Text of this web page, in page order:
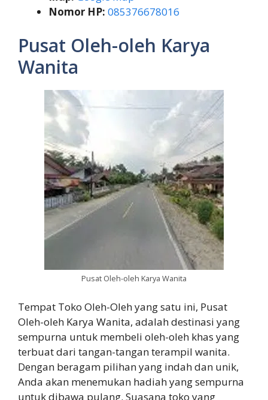
Nomor HP: 085376678016
Pusat Oleh-oleh Karya
Wanita
Pusat Oleh-oleh Karya Wanita
Tempat Toko Oleh-Oleh yang satu ini, Pusat
Oleh-oleh Karya Wanita, adalah destinasi yang
sempurna untuk membeli oleh-oleh khas yang
terbuat dari tangan-tangan terampil wanita.
Dengan beragam pilihan yang indah dan unik,
Anda akan menemukan hadiah yang sempurna
untuk dibawa pulang. Suasana toko yang